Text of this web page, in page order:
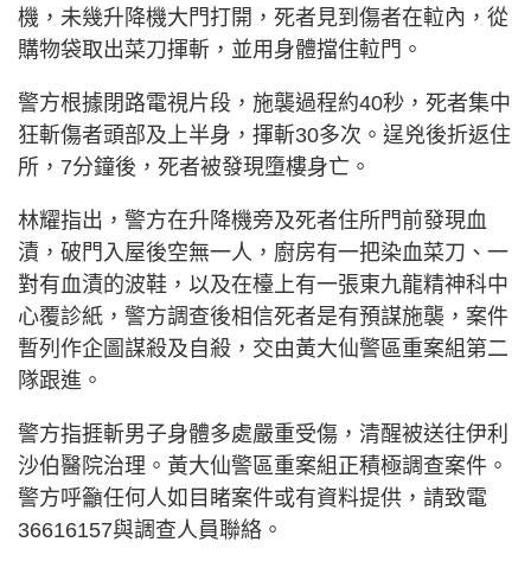
機，未幾升降機大門打開，死者見到傷者在𨋢內，從
購物袋取出菜刀揮斬，並用身體擋住𨋢門。
警方根據閉路電視片段，施襲過程約40秒，死者集中
狂斬傷者頭部及上半身，揮斬30多次。逞兇後折返住
所，7分鐘後，死者被發現墮樓身亡。
林耀指出，警方在升降機旁及死者住所門前發現血
漬，破門入屋後空無一人，廚房有一把染血菜刀、一
對有血漬的波鞋，以及在檯上有一張東九龍精神科中
心覆診紙，警方調查後相信死者是有預謀施襲，案件
暫列作企圖謀殺及自殺，交由黃大仙警區重案組第二
隊跟進。
警方指捱斬男子身體多處嚴重受傷，清醒被送往伊利
沙伯醫院治理。黃大仙警區重案組正積極調查案件。
警方呼籲任何人如目睹案件或有資料提供，請致電
36616157與調查人員聯絡。